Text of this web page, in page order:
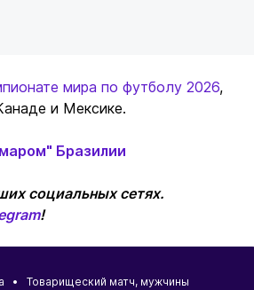
мира по футболу 2026,
и Мексике.
Бразилии
социальных сетях.
!
• Товарищеский матч, мужчины